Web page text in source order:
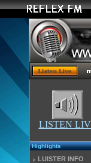
LISTEN
Highlights
LUISTER INFO